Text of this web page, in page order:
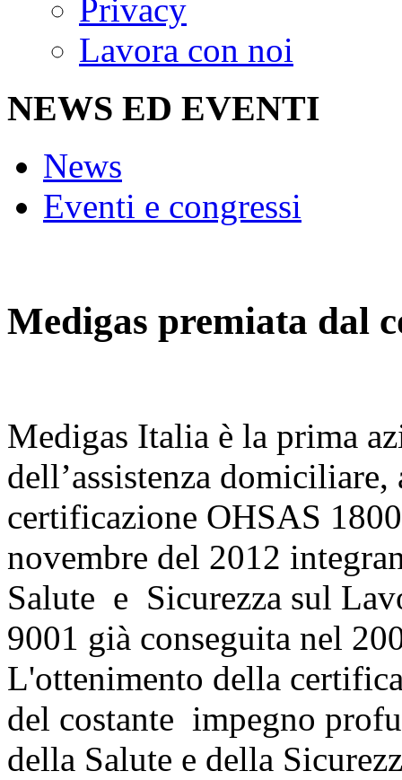
Privacy
Lavora con noi
NEWS ED EVENTI
News
Eventi e congressi
Medigas premiata dal
Medigas Italia è la prima
dell’assistenza
certificazione OHSAS
novembre del 2012
Salute e Sicurezza sul
9001 già conseguita nel
L'ottenimento della
del costante impegno
della Salute e della